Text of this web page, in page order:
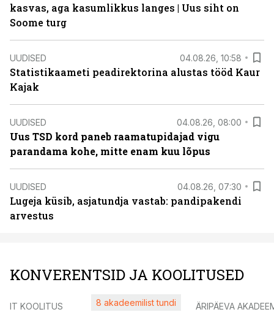
kasvas, aga kasumlikkus langes | Uus siht on
Soome turg
UUDISED 04.08.26, 10:58
Statistikaameti peadirektorina alustas tööd Kaur
Kajak
UUDISED 04.08.26, 08:00
Uus TSD kord paneb raamatupidajad vigu
parandama kohe, mitte enam kuu lõpus
UUDISED 04.08.26, 07:30
Lugeja küsib, asjatundja vastab: pandipakendi
arvestus
KONVERENTSID JA KOOLITUSED
IT KOOLITUS 8 akadeemilist tundi ÄRIPÄEVA